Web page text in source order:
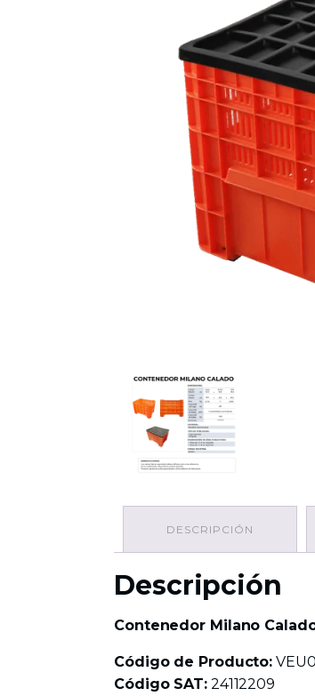
DESCRIPCIÓN
Descripción
Contenedor Milano
Código de Producto:
Código SAT:24112209